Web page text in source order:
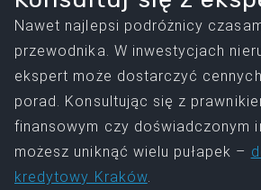
Nawet najlepsi podróżnicy
przewodnika. W inwestycjach
ekspert może dostarczyć
porad. Konsultując się z
finansowym czy doświadczonym
możesz uniknąć wielu pułapek –
kredytowy Kraków.